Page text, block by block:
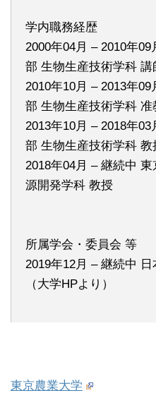
学内職務経歴
2000年04月 – 2010年
部 生物生産技術学科 講
2010年10月 – 2013年
部 生物生産技術学科 准
2013年10月 – 2018年
部 生物生産技術学科 教
2018年04月 – 継続中
源開発学科 教授
所属学会・委員会 等
2019年12月 – 継続中
（大学HPより）
東京農業大学